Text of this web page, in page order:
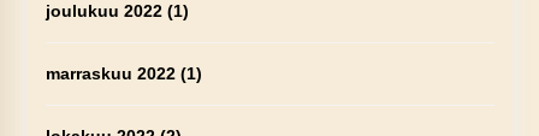
joulukuu 2022(1)
marraskuu 2022(1)